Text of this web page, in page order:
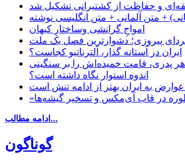
و حفاظت از کشتیرانی تشکیل شد
+ متن آلمانی + متن انگلیسی نوشته
‌امواجِ گرانشی وساختارِ کیهان
پیروزی؛ دشوارترین فصل یک ملت
ایران در آستانه گذار، آلترناتیو کجاست؟
پدری، قامت خمیده‌اش را بر سنگینی
اندوه استوار نگاه داشته است؟
به ایران بهتر از ادامه تنش است
در قاب آی‌مکس و تسخیر گیشه‌ها
ادامه مطالب...
گوناگون